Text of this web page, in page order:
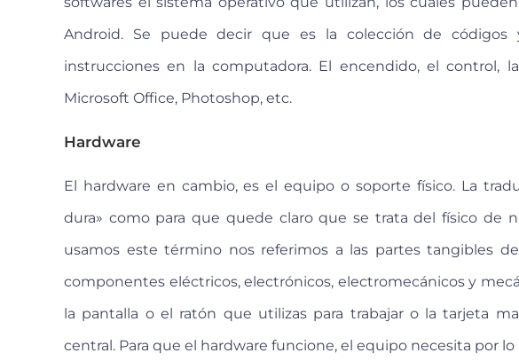
Android. Se puede decir que es la colección de códigos
instrucciones en la computadora. El encendido, el control,
Microsoft Office, Photoshop, etc.
Hardware
El hardware en cambio, es el equipo o soporte físico. La
dura» como para que quede claro que se trata del físico de
usamos este término nos referimos a las partes tangibles
componentes eléctricos, electrónicos, electromecánicos y
la pantalla o el ratón que utilizas para trabajar o la tarjeta
central. Para que el hardware funcione, el equipo necesita por